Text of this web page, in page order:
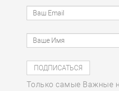
Только самые Важные